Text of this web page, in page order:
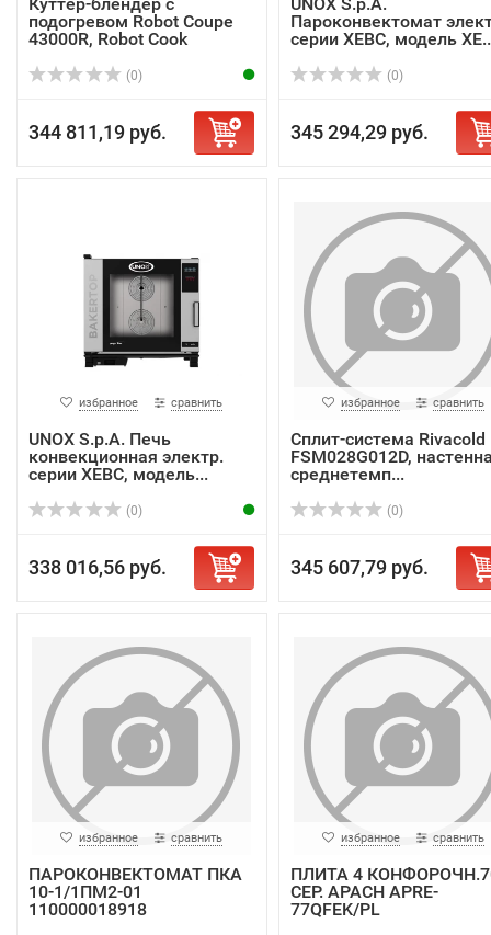
подогревом Robot Coupe
43000R, Robot Cook
(0)
344 811,19 руб.
Пароконвектомат
серии XEBC, модель
(0)
345 294,29 руб.
избранное сравнить
UNOX S.p.A. Печь
конвекционная электр.
серии XEBC, модель...
(0)
338 016,56 руб.
избранное сравнить
Сплит-система Rivacold
FSM028G012D,
среднетемп...
(0)
345 607,79 руб.
избранное сравнить
ПАРОКОНВЕКТОМАТ ПКА
10-1/1ПМ2-01
110000018918
избранное сравнить
ПЛИТА 4
СЕР. APACH APRE-
77QFEK/PL